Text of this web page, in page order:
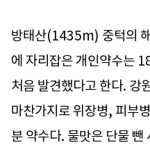
방태산(1435m) 중턱의
에 자리잡은 개인약수는
처음 발견했다고 한다. 강
마찬가지로 위장병, 피부
분 약수다. 물맛은 단물 뺀